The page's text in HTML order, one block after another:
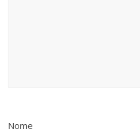
Nome